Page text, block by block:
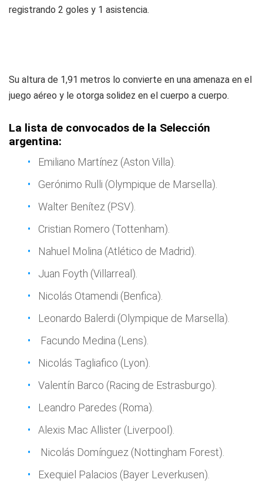
registrando 2 goles y 1 asistencia.
Su altura de 1,91 metros lo convierte en una amenaza en el
juego aéreo y le otorga solidez en el cuerpo a cuerpo.
La lista de convocados de la Selección
argentina:
Emiliano Martínez (Aston Villa).
Gerónimo Rulli (Olympique de Marsella).
Walter Benítez (PSV).
Cristian Romero (Tottenham).
Nahuel Molina (Atlético de Madrid).
Juan Foyth (Villarreal).
Nicolás Otamendi (Benfica).
Leonardo Balerdi (Olympique de Marsella).
Facundo Medina (Lens).
Nicolás Tagliafico (Lyon).
Valentín Barco (Racing de Estrasburgo).
Leandro Paredes (Roma).
Alexis Mac Allister (Liverpool).
Nicolás Domínguez (Nottingham Forest).
Exequiel Palacios (Bayer Leverkusen).